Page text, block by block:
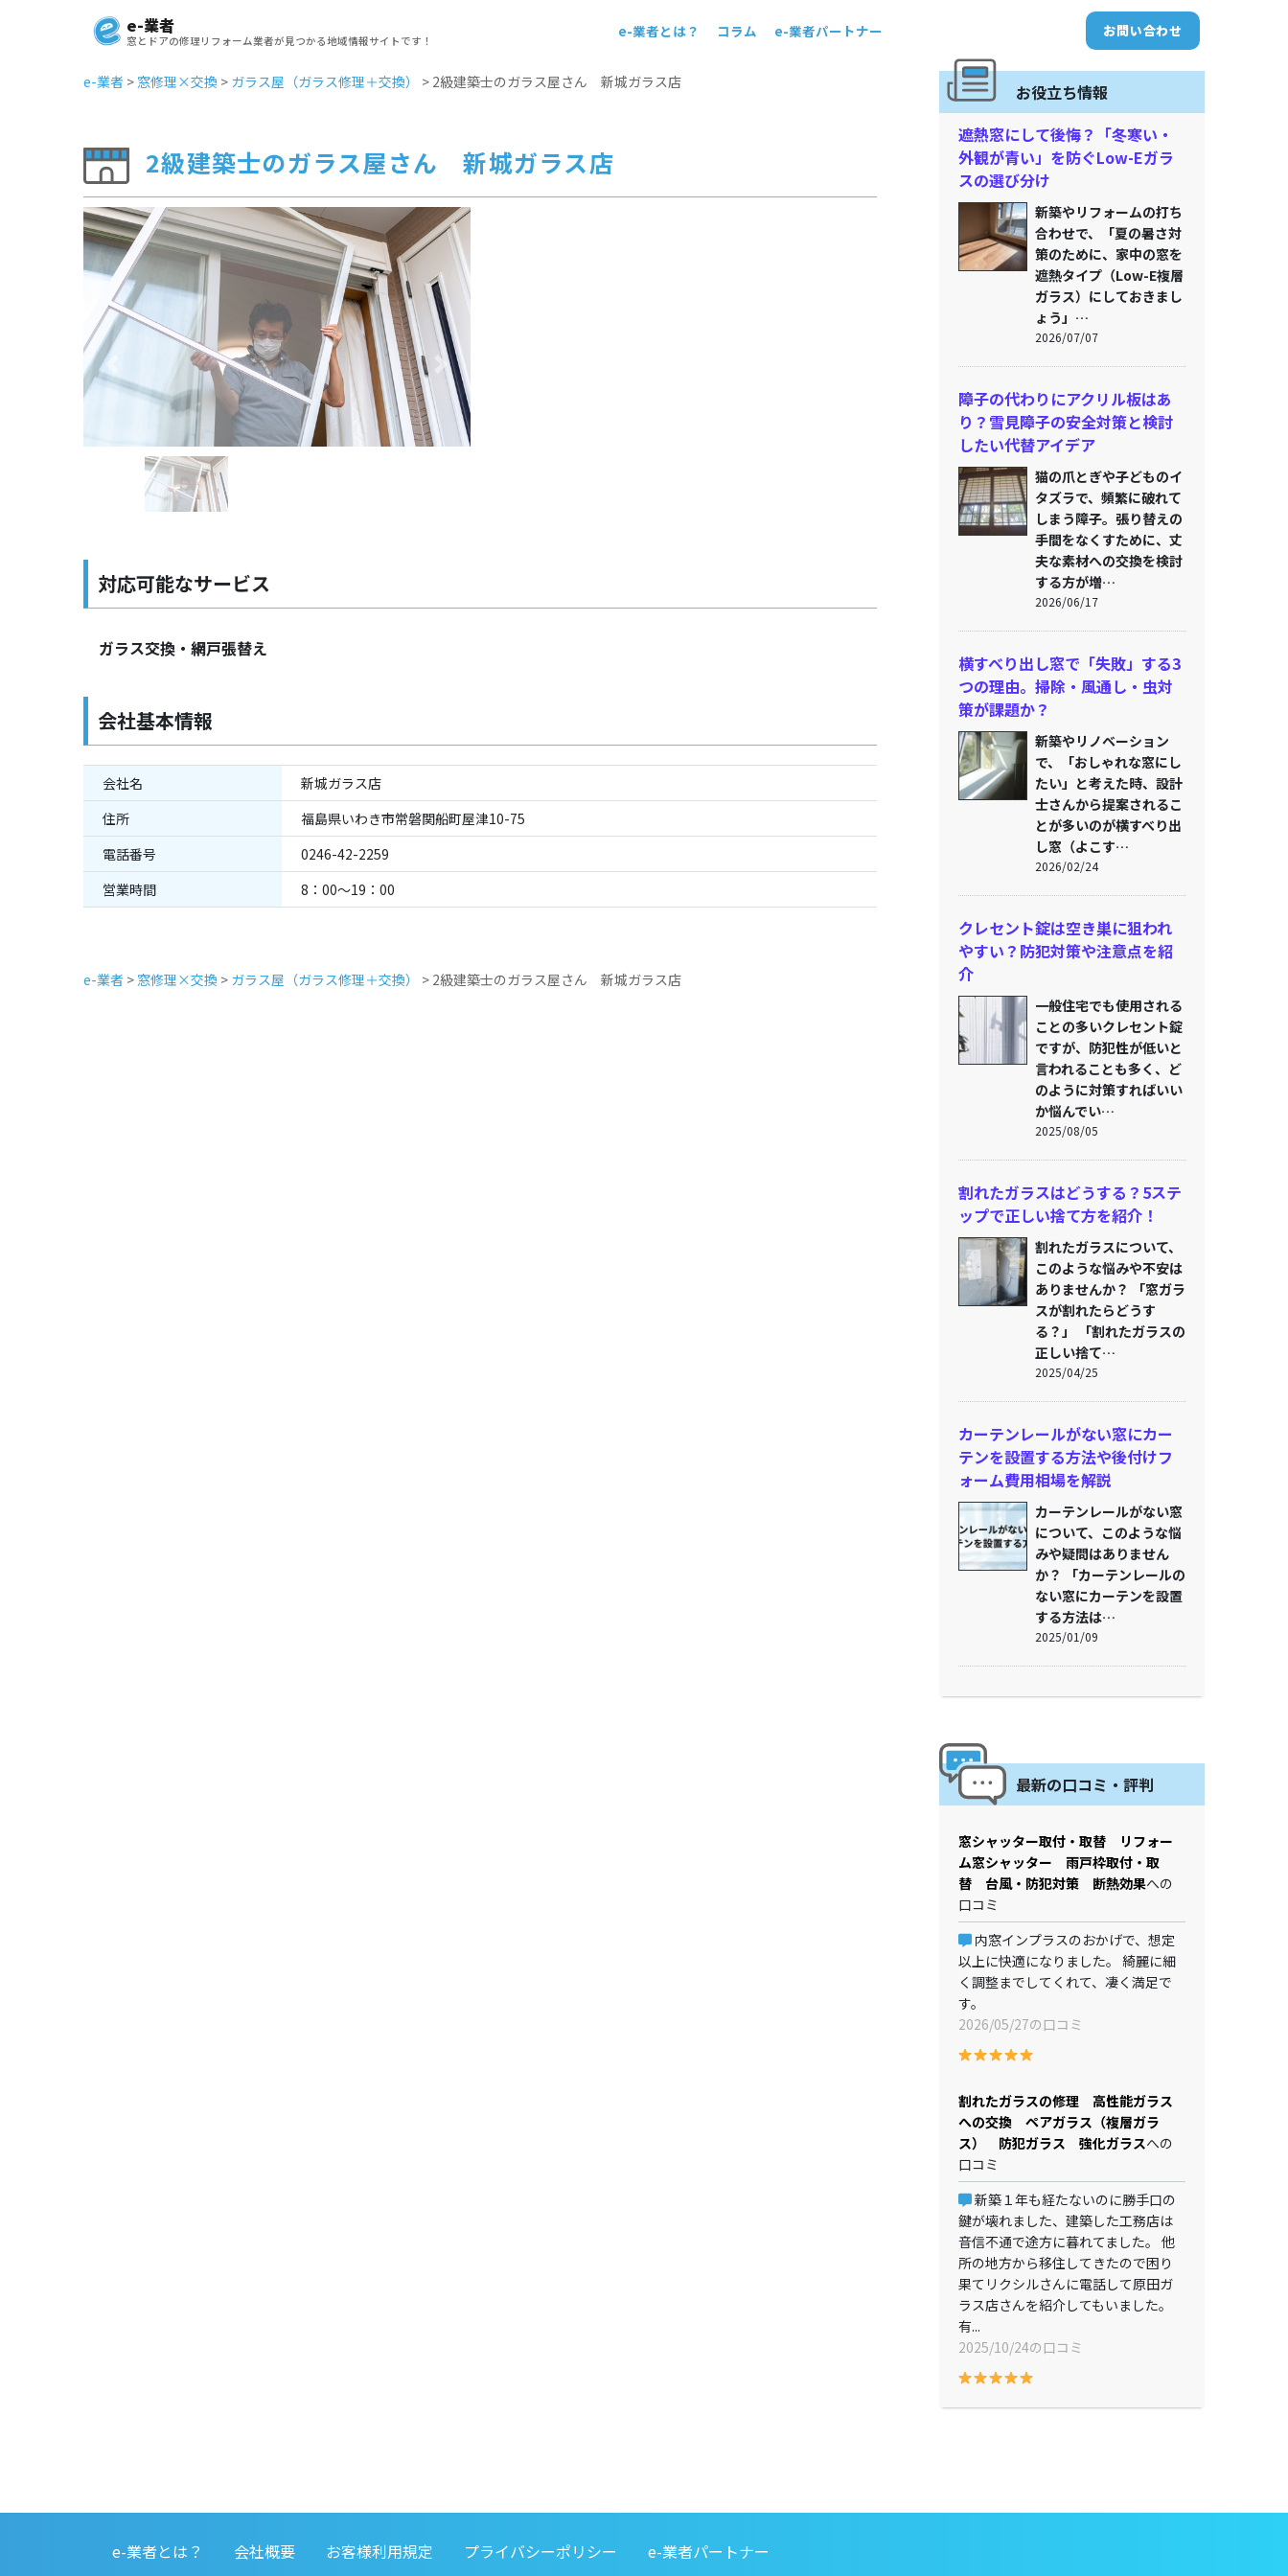
e-業者
窓とドアの修理リフォーム業者が見つかる地域情報サイトです！
e-業者とは？ コラム e-業者パートナー お問い合わせ
e-業者 > 窓修理×交換 > ガラス屋（ガラス修理＋交換） > 2級建築士のガラス屋さん 新城ガラス店
2級建築士のガラス屋さん 新城ガラス店
Previous Next
対応可能なサービス
ガラス交換・網戸張替え
会社基本情報
会社名
新城ガラス店
住所
福島県いわき市常磐関船町屋津10-75
電話番号
0246-42-2259
営業時間
8：00～19：00
e-業者 > 窓修理×交換 > ガラス屋（ガラス修理＋交換） > 2級建築士のガラス屋さん 新城ガラス店
お役立ち情報
遮熱窓にして後悔？「冬寒い・
外観が青い」を防ぐLow-Eガラ
スの選び分け
新築やリフォームの打ち
合わせで、「夏の暑さ対
策のために、家中の窓を
遮熱タイプ（Low-E複層
ガラス）にしておきまし
ょう」…
2026/07/07
障子の代わりにアクリル板はあ
り？雪見障子の安全対策と検討
したい代替アイデア
猫の爪とぎや子どものイ
タズラで、頻繁に破れて
しまう障子。張り替えの
手間をなくすために、丈
夫な素材への交換を検討
する方が増…
2026/06/17
横すべり出し窓で「失敗」する3
つの理由。掃除・風通し・虫対
策が課題か？
新築やリノベーション
で、「おしゃれな窓にし
たい」と考えた時、設計
士さんから提案されるこ
とが多いのが横すべり出
し窓（よこす…
2026/02/24
クレセント錠は空き巣に狙われ
やすい？防犯対策や注意点を紹
介
一般住宅でも使用される
ことの多いクレセント錠
ですが、防犯性が低いと
言われることも多く、ど
のように対策すればいい
か悩んでい…
2025/08/05
割れたガラスはどうする？5ステ
ップで正しい捨て方を紹介！
割れたガラスについて、
このような悩みや不安は
ありませんか？ 「窓ガラ
スが割れたらどうす
る？」 「割れたガラスの
正しい捨て…
2025/04/25
カーテンレールがない窓にカー
テンを設置する方法や後付けフ
ォーム費用相場を解説
カーテンレールがない窓
について、このような悩
みや疑問はありません
か？ 「カーテンレールの
ない窓にカーテンを設置
する方法は…
2025/01/09
最新の口コミ・評判
窓シャッター取付・取替 リフォー
ム窓シャッター 雨戸枠取付・取
替 台風・防犯対策 断熱効果への
口コミ
内窓インプラスのおかげで、想定
以上に快適になりました。 綺麗に細
く調整までしてくれて、凄く満足で
す。
2026/05/27の口コミ
割れたガラスの修理 高性能ガラス
への交換 ペアガラス（複層ガラ
ス） 防犯ガラス 強化ガラスへの
口コミ
新築１年も経たないのに勝手口の
鍵が壊れました、建築した工務店は
音信不通で途方に暮れてました。 他
所の地方から移住してきたので困り
果てリクシルさんに電話して原田ガ
ラス店さんを紹介してもいました。
有...
2025/10/24の口コミ
e-業者とは？ 会社概要 お客様利用規定 プライバシーポリシー e-業者パートナー